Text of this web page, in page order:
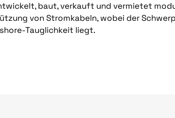
baut, verkauft und vermietet
von Stromkabeln, wobei der
Tauglichkeit liegt.